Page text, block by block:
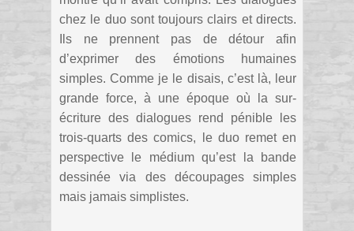
chez le duo sont toujours clairs et directs.
Ils ne prennent pas de détour afin
d’exprimer des émotions humaines
simples. Comme je le disais, c’est là, leur
grande force, à une époque où la sur-
écriture des dialogues rend pénible les
trois-quarts des comics, le duo remet en
perspective le médium qu’est la bande
dessinée via des découpages simples
mais jamais simplistes.